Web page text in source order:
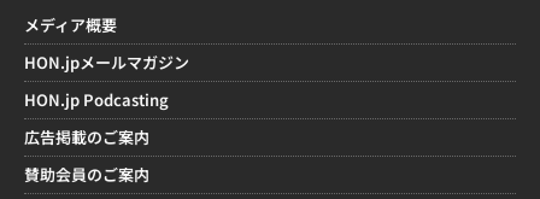
メディア概要
HON.jpメールマガジン
HON.jp Podcasting
広告掲載のご案内
賛助会員のご案内